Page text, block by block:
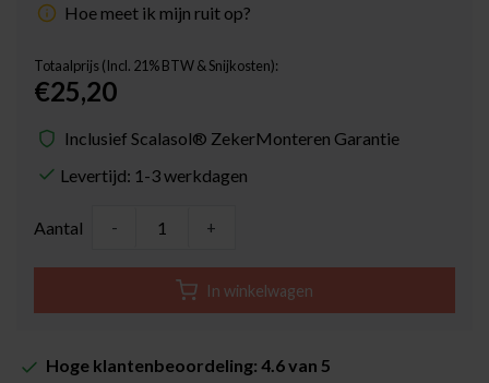
Hoe meet ik mijn ruit op?
Totaalprijs (Incl. 21% BTW & Snijkosten):
€25,20
Inclusief Scalasol® ZekerMonteren Garantie
Levertijd: 1-3 werkdagen
Aantal - +
In winkelwagen
Hoge klantenbeoordeling: 4.6 van 5